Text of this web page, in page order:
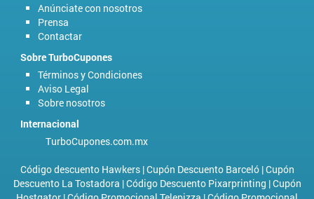
Anúnciate con nosotros
Prensa
Contactar
Sobre TurboCupones
Términos y Condiciones
Aviso Legal
Sobre nosotros
Internacional
TurboCupones.com.mx
Código descuento Hawkers|Cupón Descuento Barceló|Cupón
Descuento La Tostadora |Código Descuento Pixarprinting |Cupón